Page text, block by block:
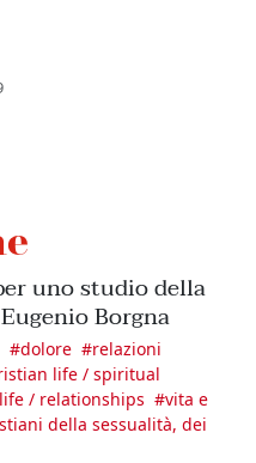
uno studio della
Borgna
#dolore #relazioni
life / spiritual
/ relationships #vita e
della sessualità, dei